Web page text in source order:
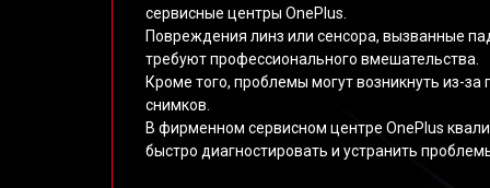
сервисные центры OnePlus.
Повреждения линз или сенсора, вызванные
требуют профессионального вмешательства.
Кроме того, проблемы могут возникнуть из-
снимков.
В фирменном сервисном центре OnePlus
быстро диагностировать и устранить